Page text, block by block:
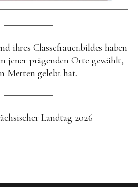
ihres Classefrauenbildes haben
jener prägenden Orte gewählt,
Merten gelebt hat.
Landtag 2026